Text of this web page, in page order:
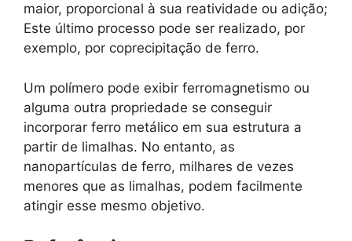
maior, proporcional à sua reatividade ou adição;
Este último processo pode ser realizado, por
exemplo, por coprecipitação de ferro.
Um polímero pode exibir ferromagnetismo ou
alguma outra propriedade se conseguir
incorporar ferro metálico em sua estrutura a
partir de limalhas. No entanto, as
nanopartículas de ferro, milhares de vezes
menores que as limalhas, podem facilmente
atingir esse mesmo objetivo.